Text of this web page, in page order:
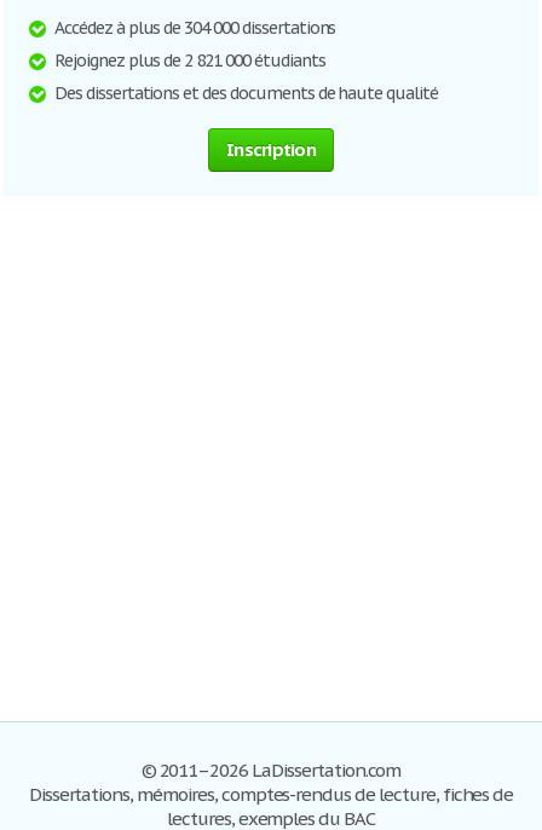
Accédez à plus de 304 000 dissertations
Rejoignez plus de 2 821 000 étudiants
Des dissertations et des documents de haute qualité
Inscription
© 2011–2026 LaDissertation.com
Dissertations, mémoires, comptes-rendus de lecture, fiches de
lectures, exemples du BAC